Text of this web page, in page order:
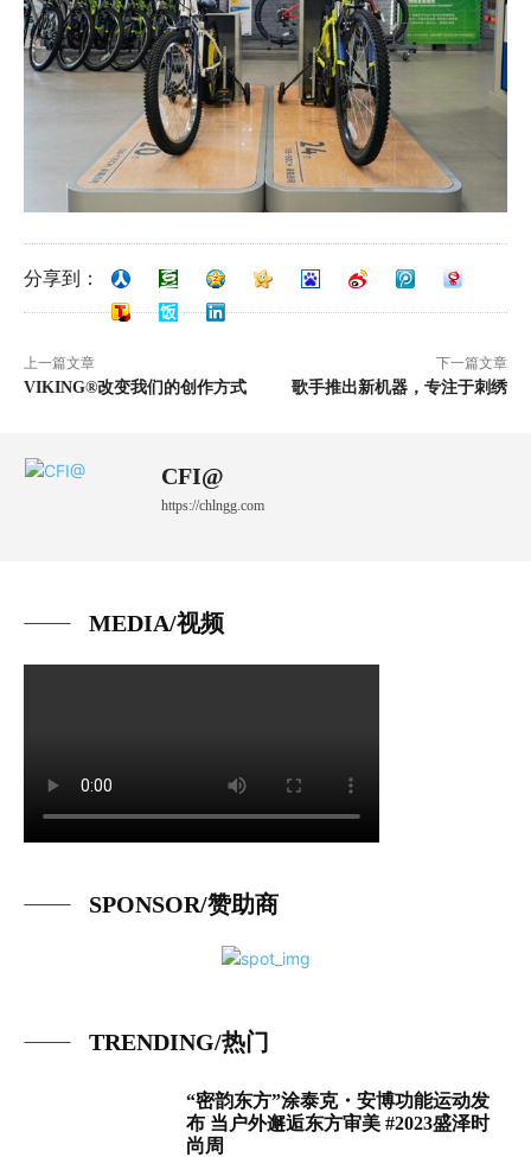
分享到：
上一篇文章
VIKING®改变我们的创作方式
下一篇文章
歌手推出新机器，专注于刺绣
CFI@
https://chlngg.com
MEDIA/视频
SPONSOR/赞助商
TRENDING/热门
“密韵东方”涂泰克・安博功能运动发
布 当户外邂逅东方审美 #2023盛泽时
尚周